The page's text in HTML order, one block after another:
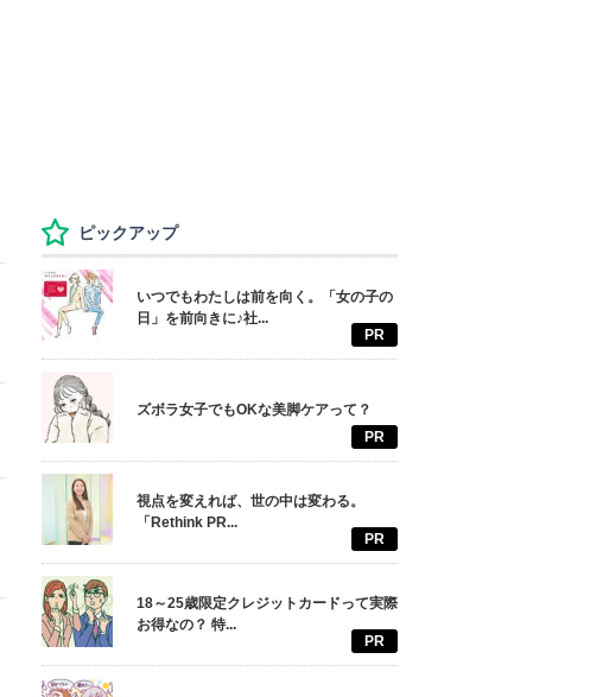
ピックアップ
いつでもわたしは前を向く。「女の子の
日」を前向きに♪社...
PR
ズボラ女子でもOKな美脚ケアって？
PR
視点を変えれば、世の中は変わる。
「Rethink PR...
PR
18～25歳限定クレジットカードって実際
お得なの？ 特...
PR